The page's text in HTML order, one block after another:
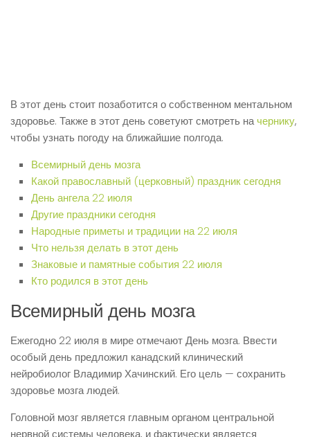
В этот день стоит позаботится о собственном ментальном
здоровье. Также в этот день советуют смотреть начернику,
чтобы узнать погоду на ближайшие полгода.
Всемирный день мозга
Какой православный (церковный) праздник сегодня
День ангела 22 июля
Другие праздники сегодня
Народные приметы и традиции на 22 июля
Что нельзя делать в этот день
Знаковые и памятные события 22 июля
Кто родился в этот день
Всемирный день мозга
Ежегодно 22 июля в мире отмечают День мозга. Ввести
особый день предложил канадский клинический
нейробиолог Владимир Хачинский. Его цель — сохранить
здоровье мозга людей.
Головной мозг является главным органом центральной
нервной системы человека, и фактически является